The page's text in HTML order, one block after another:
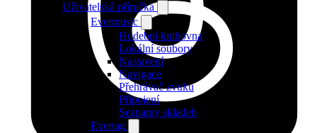
Uživatelská příručka
Evermusic
Hudební knihovna
Lokální soubory
Nastavení
Navigace
Přehrávač zvuku
Připojení
Seznamy skladeb
Evertag